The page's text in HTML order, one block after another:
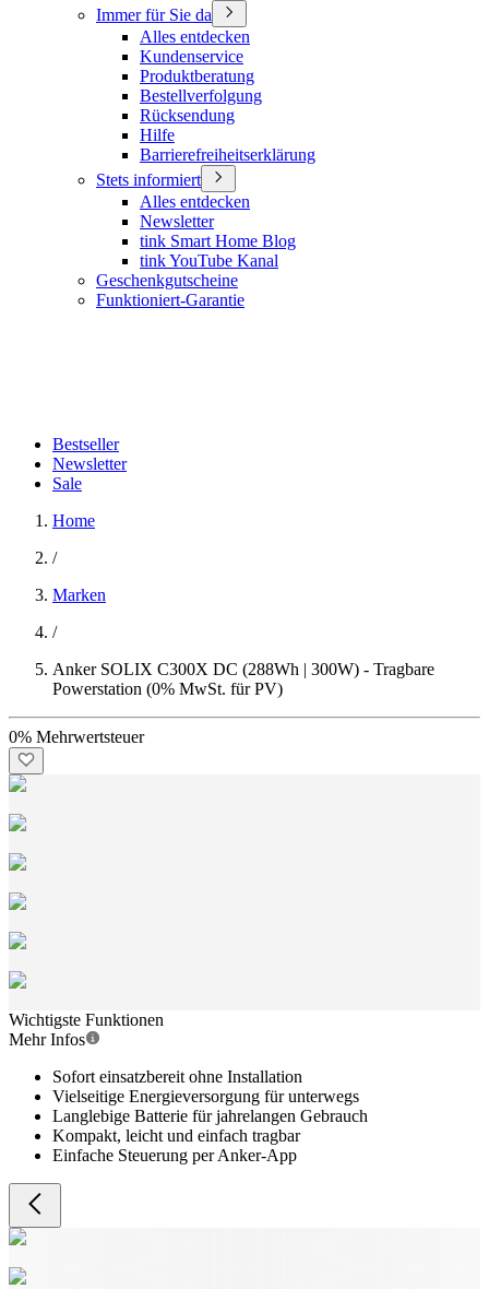
Immer für Sie da
Alles entdecken
Kundenservice
Produktberatung
Bestellverfolgung
Rücksendung
Hilfe
Barrierefreiheitserklärung
Stets informiert
Alles entdecken
Newsletter
tink Smart Home Blog
tink YouTube Kanal
Geschenkgutscheine
Funktioniert-Garantie
Bestseller
Newsletter
Sale
Home
/
Marken
/
Anker SOLIX C300X DC (288Wh | 300W) - Tragbare
Powerstation (0% MwSt. für PV)
0% Mehrwertsteuer
Wichtigste Funktionen
Mehr Infos
Sofort einsatzbereit ohne Installation
Vielseitige Energieversorgung für unterwegs
Langlebige Batterie für jahrelangen Gebrauch
Kompakt, leicht und einfach tragbar
Einfache Steuerung per Anker-App